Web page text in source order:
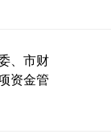
、市财
资金管